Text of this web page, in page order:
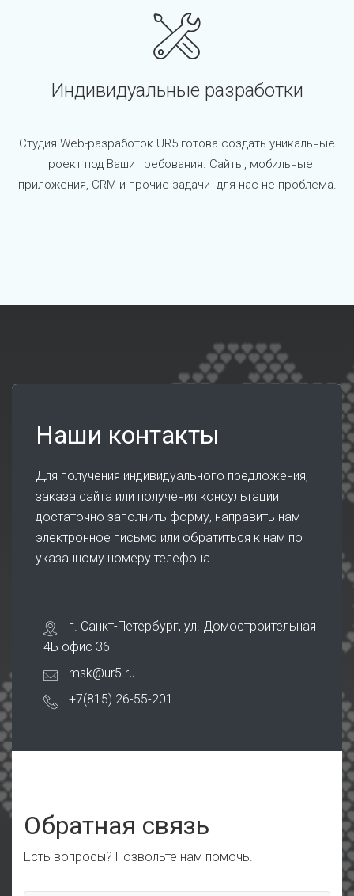
Индивидуальные разработки
Студия Web-разработок UR5 готова создать уникальные
проект под Ваши требования. Сайты, мобильные
приложения, CRM и прочие задачи- для нас не проблема.
Наши контакты
Для получения индивидуального предложения,
заказа сайта или получения консультации
достаточно заполнить форму, направить нам
электронное письмо или обратиться к нам по
указанному номеру телефона
г. Санкт-Петербург, ул. Домостроительная
4Б офис 36
msk@ur5.ru
+7(815) 26-55-201
Обратная связь
Есть вопросы? Позвольте нам помочь.